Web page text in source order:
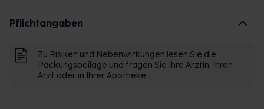
Pflichtangaben
Zu Risiken und Nebenwirkungen lesen Sie die
Packungsbeilage und fragen Sie Ihre Ärztin, Ihren
Arzt oder in Ihrer Apotheke.